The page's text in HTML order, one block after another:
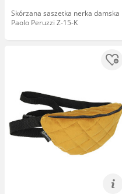
Skórzana saszetka nerka damska
Paolo Peruzzi Z-15-K